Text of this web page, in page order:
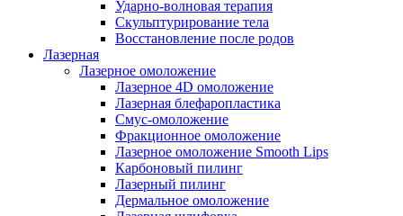
Ударно-волновая терапия
Скульптурирование тела
Восстановление после родов
Лазерная
Лазерное омоложение
Лазерное 4D омоложение
Лазерная блефаропластика
Смус-омоложение
Фракционное омоложение
Лазерное омоложение Smooth Lips
Карбоновый пилинг
Лазерный пилинг
Дермальное омоложение